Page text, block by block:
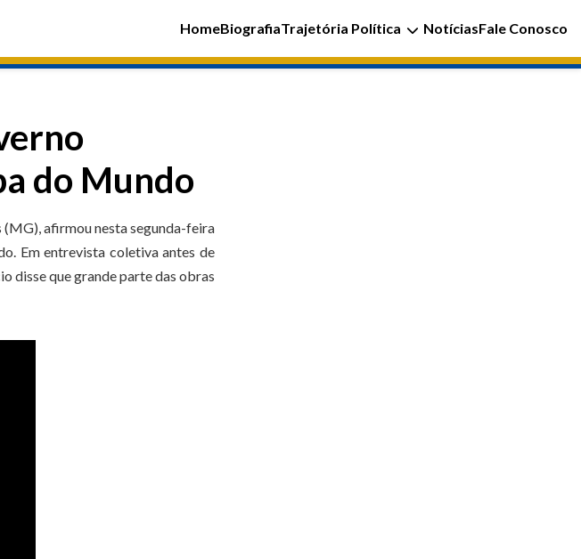
HomeBiografiaTrajetória Política NotíciasFale Conosco
do Mundo
(MG), afirmou nesta segunda-feira
Em entrevista coletiva antes de
disse que grande parte das obras